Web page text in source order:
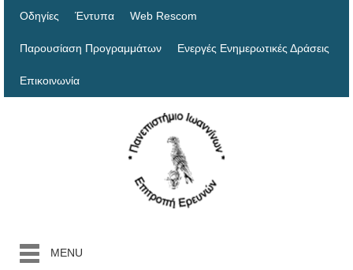
Οδηγίες Έντυπα Web Rescom
Παρουσίαση Προγραμμάτων Ενεργές Ενημερωτικές Δράσεις
Επικοινωνία
MENU